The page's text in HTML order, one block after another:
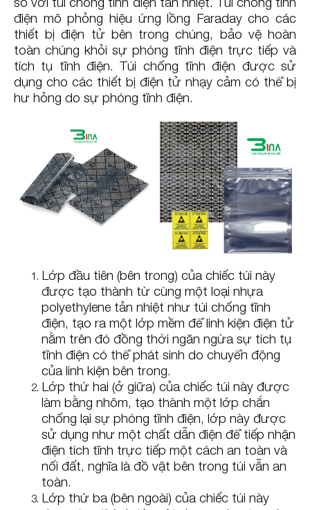
điện mô phỏng hiệu ứng lồng Faraday cho các
thiết bị điện tử bên trong chúng, bảo vệ hoàn
toàn chúng khỏi sự phóng tĩnh điện trực tiếp và
tích tụ tĩnh điện. Túi chống tĩnh điện được sử
dụng cho các thiết bị điện tử nhạy cảm có thể bị
hư hỏng do sự phóng tĩnh điện.
Lớp đầu tiên (bên trong) của chiếc túi này
được tạo thành từ cùng một loại nhựa
polyethylene tản nhiệt như túi chống tĩnh
điện, tạo ra một lớp mềm để linh kiện điện tử
nằm trên đó đồng thời ngăn ngừa sự tích tụ
tĩnh điện có thể phát sinh do chuyển động
của linh kiện bên trong.
Lớp thứ hai (ở giữa) của chiếc túi này được
làm bằng nhôm, tạo thành một lớp chắn
chống lại sự phóng tĩnh điện, lớp này được
sử dụng như một chất dẫn điện để tiếp nhận
điện tích tĩnh trực tiếp một cách an toàn và
nối đất, nghĩa là đồ vật bên trong túi vẫn an
toàn.
Lớp thứ ba (bên ngoài) của chiếc túi này